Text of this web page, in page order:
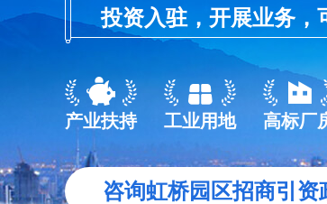
投资入驻，开展业务，
产业扶持 工业用地 高标厂
咨询虹桥园区招商引资